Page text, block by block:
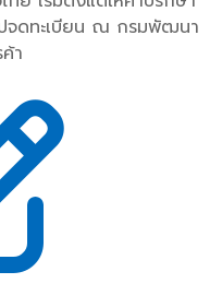
จดทะเบียน ณ กรมพัฒนา
า